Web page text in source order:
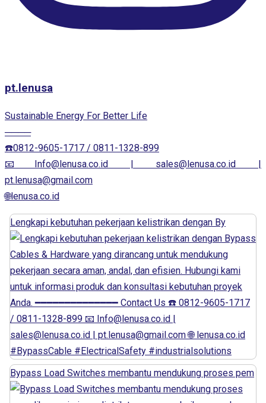
pt.lenusa
Sustainable Energy For Better Life
────
☎️0812-9605-1717 / 0811-1328-899
📧Info@lenusa.co.id | sales@lenusa.co.id |
pt.lenusa@gmail.com
🌐lenusa.co.id
Lengkapi kebutuhan pekerjaan kelistrikan dengan By
Bypass Load Switches membantu mendukung proses pem